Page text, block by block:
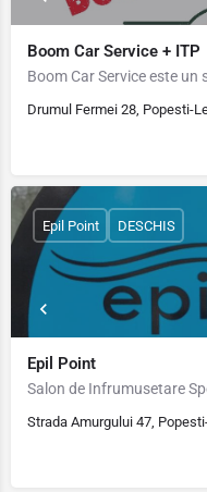
Boom Car Service + ITP
Drumul Fermei 28, Popesti-
Epil Point
Strada Amurgului 47,
Epil Point DESCHIS